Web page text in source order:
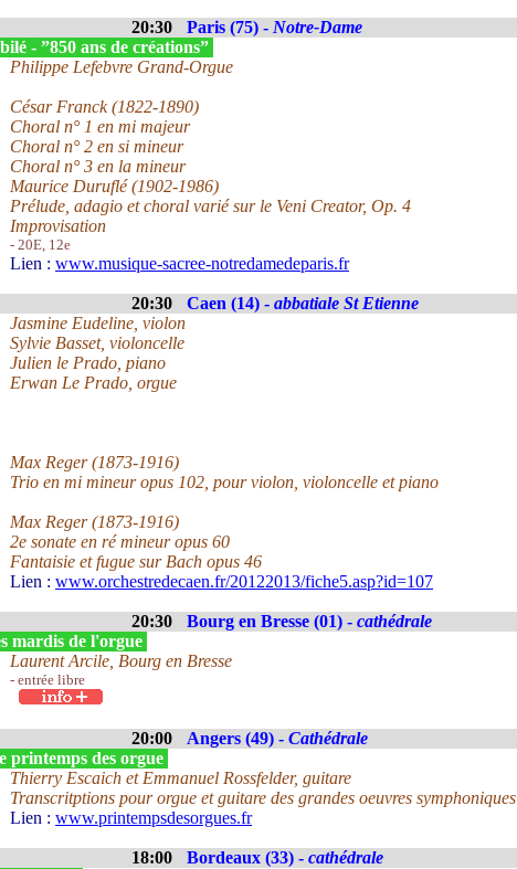
20:30 Paris (75) - Notre-Dame
- ”850 ans de créations”
Philippe Lefebvre Grand-Orgue
César Franck (1822-1890)
Choral n° 1 en mi majeur
Choral n° 2 en si mineur
Choral n° 3 en la mineur
Maurice Duruflé (1902-1986)
Prélude, adagio et choral varié sur le Veni Creator, Op. 4
Improvisation
- 20E, 12e
Lien : www.musique-sacree-notredamedeparis.fr
20:30 Caen (14) - abbatiale St Etienne
Jasmine Eudeline, violon
Sylvie Basset, violoncelle
Julien le Prado, piano
Erwan Le Prado, orgue
Max Reger (1873-1916)
Trio en mi mineur opus 102, pour violon, violoncelle et piano
Max Reger (1873-1916)
2e sonate en ré mineur opus 60
Fantaisie et fugue sur Bach opus 46
Lien : www.orchestredecaen.fr/20122013/fiche5.asp?id=107
20:30 Bourg en Bresse (01) - cathédrale
mardis de l'orgue
Laurent Arcile, Bourg en Bresse
- entrée libre
20:00 Angers (49) - Cathédrale
printemps des orgue
Thierry Escaich et Emmanuel Rossfelder, guitare
Transcritptions pour orgue et guitare des grandes oeuvres symphoniques
Lien : www.printempsdesorgues.fr
18:00 Bordeaux (33) - cathédrale